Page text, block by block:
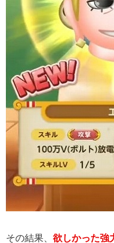
その結果、 欲しかった強